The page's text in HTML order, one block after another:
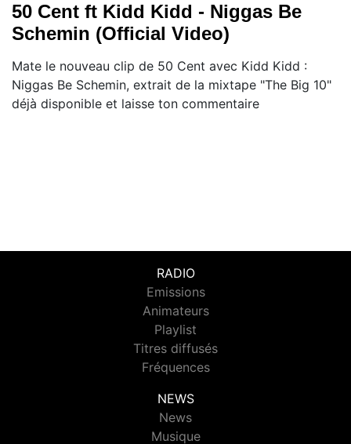
50 Cent ft Kidd Kidd - Niggas Be
Schemin (Official Video)
Mate le nouveau clip de 50 Cent avec Kidd Kidd :
Niggas Be Schemin, extrait de la mixtape "The Big 10"
déjà disponible et laisse ton commentaire
RADIO
Emissions
Animateurs
Playlist
Titres diffusés
Fréquences
NEWS
News
Musique